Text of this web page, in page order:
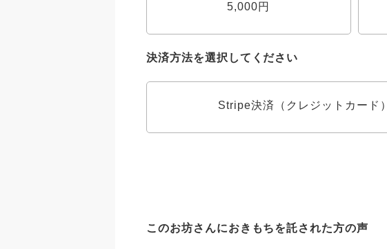
5,000円
決済方法を選択してください
Stripe決済（クレジットカード）
このお坊さんにおきもちを託された方の声